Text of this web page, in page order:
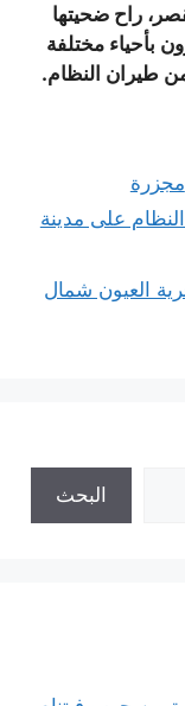
راح ضحيتها
بأحياء مختلفة
طيران النظام.
مجزرة
على مدينة
العيون شمال
البحث